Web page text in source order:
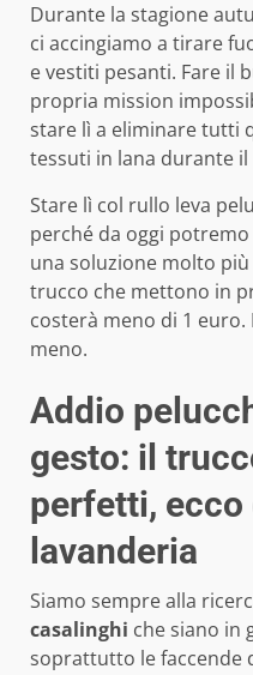
Durante la stagione
ci accingiamo a tirare
e vestiti pesanti. Fare il
propria mission
stare lì a eliminare tutti
tessuti in lana durante il
Stare lì col rullo leva
perché da oggi
una soluzione molto
trucco che mettono in
costerà meno di 1
meno.
Addio
gesto: il
perfetti, ecco
lavanderia
Siamo sempre alla
casalinghi che siano in
soprattutto le faccende